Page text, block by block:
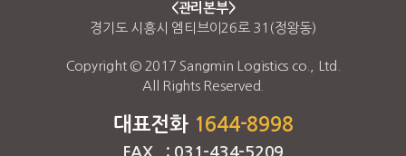
<관리본부>
경기도 시흥시 엠티브이26로 31(정왕동)
Copyright © 2017 Sangmin Logistics co., Ltd.
All Rights Reserved.
대표전화 1644-8998